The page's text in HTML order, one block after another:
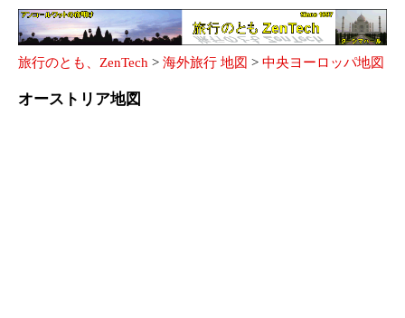
旅行のとも、ZenTech > 海外旅行 地図 > 中央ヨーロッパ地図
オーストリア地図